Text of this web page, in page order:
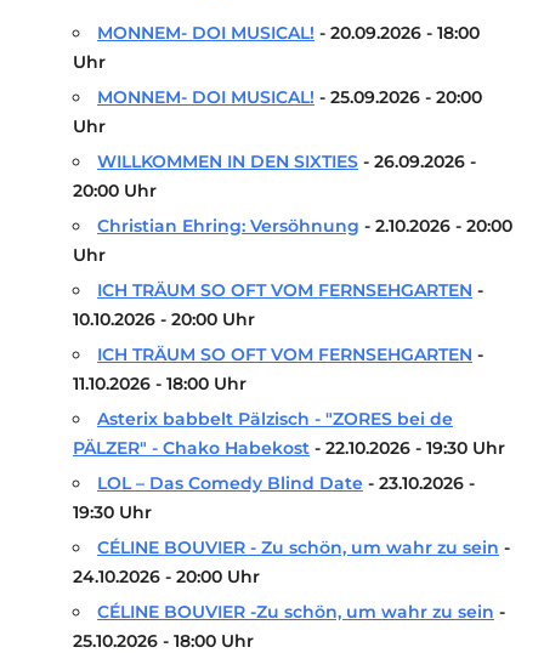
MONNEM- DOI MUSICAL! - 20.09.2026 - 18:00
Uhr
MONNEM- DOI MUSICAL! - 25.09.2026 - 20:00
Uhr
WILLKOMMEN IN DEN SIXTIES - 26.09.2026 -
20:00 Uhr
Christian Ehring: Versöhnung - 2.10.2026 - 20:00
Uhr
ICH TRÄUM SO OFT VOM FERNSEHGARTEN -
10.10.2026 - 20:00 Uhr
ICH TRÄUM SO OFT VOM FERNSEHGARTEN -
11.10.2026 - 18:00 Uhr
Asterix babbelt Pälzisch - "ZORES bei de
PÄLZER" - Chako Habekost - 22.10.2026 - 19:30 Uhr
LOL – Das Comedy Blind Date - 23.10.2026 -
19:30 Uhr
CÉLINE BOUVIER - Zu schön, um wahr zu sein -
24.10.2026 - 20:00 Uhr
CÉLINE BOUVIER -Zu schön, um wahr zu sein -
25.10.2026 - 18:00 Uhr